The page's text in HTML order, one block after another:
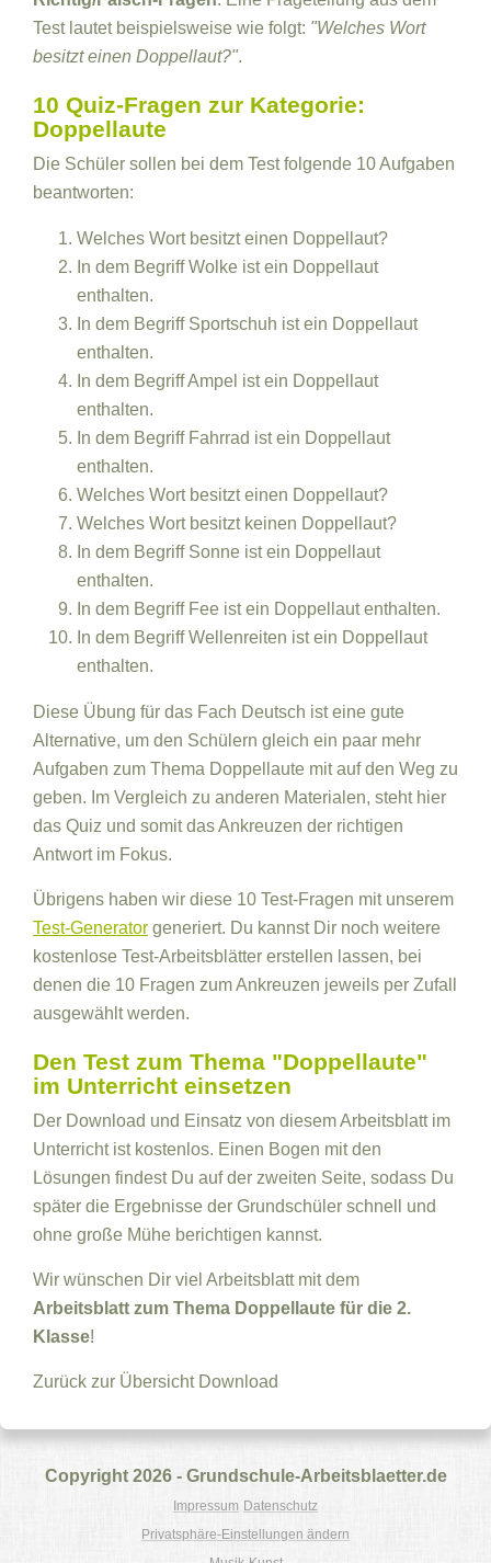
Test lautet beispielsweise wie folgt: "Welches Wort
besitzt einen Doppellaut?".
10 Quiz-Fragen zur Kategorie:
Doppellaute
Die Schüler sollen bei dem Test folgende 10 Aufgaben
beantworten:
Welches Wort besitzt einen Doppellaut?
In dem Begriff Wolke ist ein Doppellaut
enthalten.
In dem Begriff Sportschuh ist ein Doppellaut
enthalten.
In dem Begriff Ampel ist ein Doppellaut
enthalten.
In dem Begriff Fahrrad ist ein Doppellaut
enthalten.
Welches Wort besitzt einen Doppellaut?
Welches Wort besitzt keinen Doppellaut?
In dem Begriff Sonne ist ein Doppellaut
enthalten.
In dem Begriff Fee ist ein Doppellaut enthalten.
In dem Begriff Wellenreiten ist ein Doppellaut
enthalten.
Diese Übung für das Fach Deutsch ist eine gute
Alternative, um den Schülern gleich ein paar mehr
Aufgaben zum Thema Doppellaute mit auf den Weg zu
geben. Im Vergleich zu anderen Materialen, steht hier
das Quiz und somit das Ankreuzen der richtigen
Antwort im Fokus.
Übrigens haben wir diese 10 Test-Fragen mit unserem
Test-Generator generiert. Du kannst Dir noch weitere
kostenlose Test-Arbeitsblätter erstellen lassen, bei
denen die 10 Fragen zum Ankreuzen jeweils per Zufall
ausgewählt werden.
Den Test zum Thema "Doppellaute"
im Unterricht einsetzen
Der Download und Einsatz von diesem Arbeitsblatt im
Unterricht ist kostenlos. Einen Bogen mit den
Lösungen findest Du auf der zweiten Seite, sodass Du
später die Ergebnisse der Grundschüler schnell und
ohne große Mühe berichtigen kannst.
Wir wünschen Dir viel Arbeitsblatt mit dem
Arbeitsblatt zum Thema Doppellaute für die 2.
Klasse!
Zurück zur Übersicht Download
Copyright 2026 - Grundschule-Arbeitsblaetter.de
Impressum Datenschutz
Privatsphäre-Einstellungen ändern